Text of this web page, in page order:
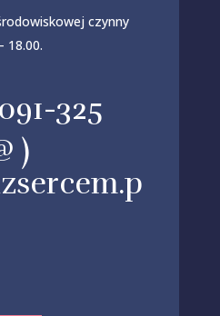
czynny
18.00.
325
)